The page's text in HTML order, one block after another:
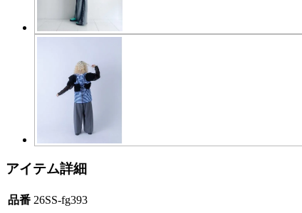
アイテム詳細
品番 26SS-fg393